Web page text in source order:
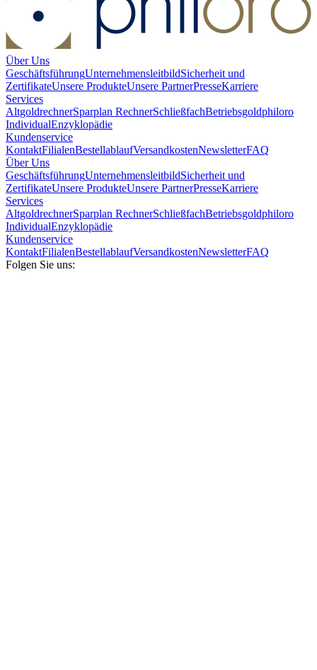
Über Uns
GeschäftsführungUnternehmensleitbildSicherheit und
ZertifikateUnsere ProdukteUnsere PartnerPresseKarriere
Services
AltgoldrechnerSparplan RechnerSchließfachBetriebsgoldphiloro
IndividualEnzyklopädie
Kundenservice
KontaktFilialenBestellablaufVersandkostenNewsletterFAQ
Über Uns
GeschäftsführungUnternehmensleitbildSicherheit und
ZertifikateUnsere ProdukteUnsere PartnerPresseKarriere
Services
AltgoldrechnerSparplan RechnerSchließfachBetriebsgoldphiloro
IndividualEnzyklopädie
Kundenservice
KontaktFilialenBestellablaufVersandkostenNewsletterFAQ
Folgen Sie uns: